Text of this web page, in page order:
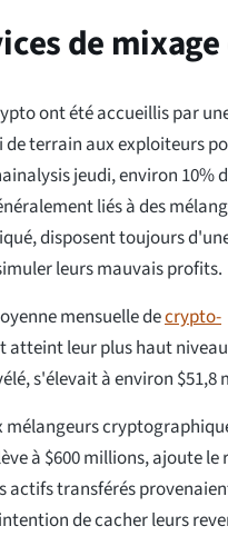
de
ont été accueillis par
terrain aux exploiteurs
jeudi, environ 10%
liés à des
disposent toujours
leurs mauvais profits.
mensuelle decrypto-
atteint leur plus haut
s'élevait à environ $51,8
à $600 millions, ajoute le
actifs transférés
de cacher leurs